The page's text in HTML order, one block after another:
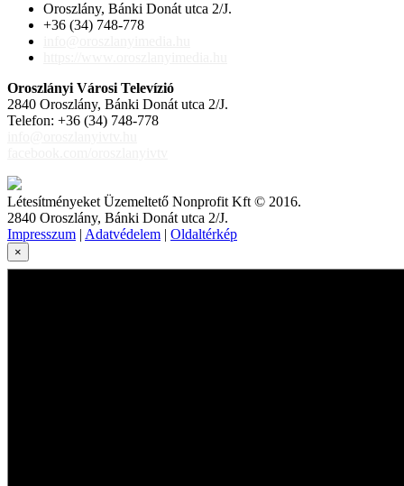
Oroszlány, Bánki Donát utca 2/J.
+36 (34) 748-778
Oroszlányi Városi Televízió
2840 Oroszlány, Bánki Donát utca 2/J.
Telefon: +36 (34) 748-778
Létesítményeket Üzemeltető Nonprofit Kft © 2016.
2840 Oroszlány, Bánki Donát utca 2/J.
Impresszum | Adatvédelem | Oldaltérkép
×